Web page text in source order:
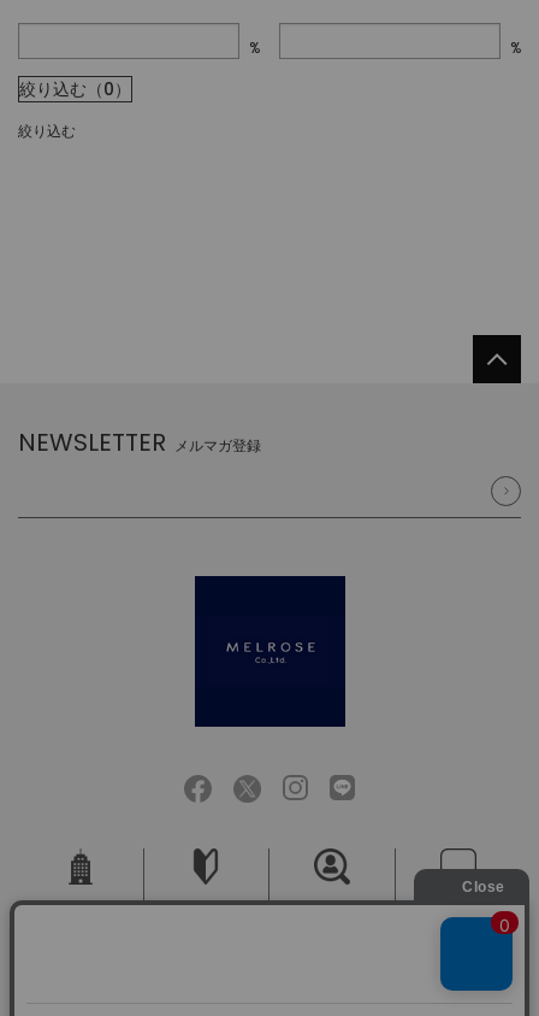
% %
絞り込む（0）
絞り込む
NEWSLETTER メルマガ登録
特定商取引法に基づく表記